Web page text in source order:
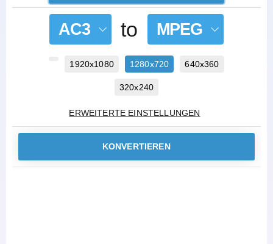
AC3 to MPEG
1920x1080 1280x720 640x360
320x240
ERWEITERTE EINSTELLUNGEN
KONVERTIEREN